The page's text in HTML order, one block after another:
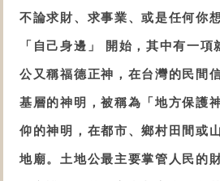
不論求財、求事業、或是任何你
「自己身邊」 開始，其中有一
公又稱福德正神，在台灣的民間
基層的神明，被稱為「地方保護
仰的神明，在都市、鄉村田間或
地廟。土地公最主要掌管人民的